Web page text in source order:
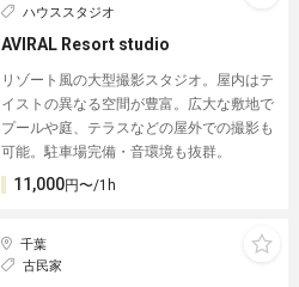
ハウススタジオ
AVIRAL Resort studio
リゾート風の大型撮影スタジオ。屋内はテ
イストの異なる空間が豊富。広大な敷地で
プールや庭、テラスなどの屋外での撮影も
可能。駐車場完備・音環境も抜群。
11,000円〜/1h
千葉
古民家